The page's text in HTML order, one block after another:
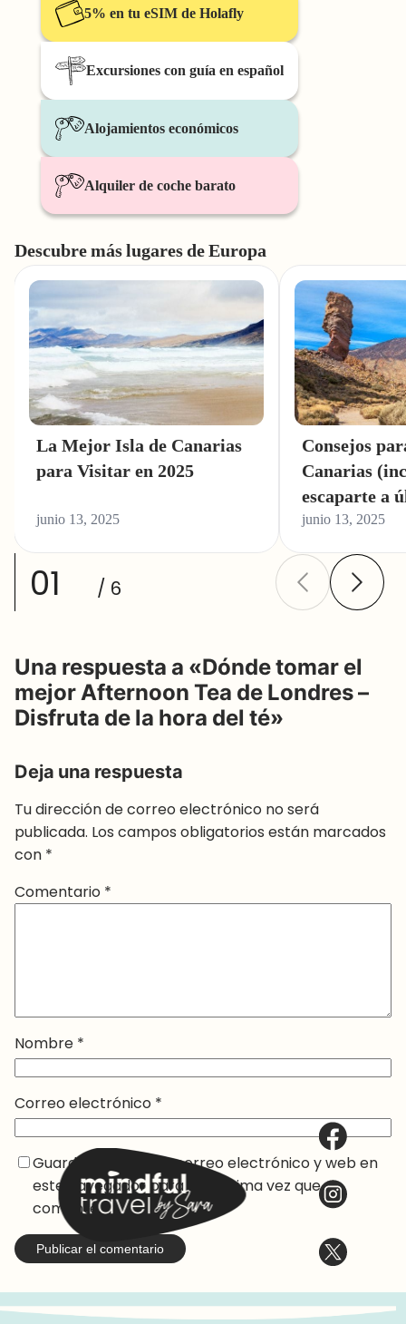
5% en tu eSIM de Holafly
Excursiones con guía en español
Alojamientos económicos
Alquiler de coche barato
Descubre más lugares de Europa
La Mejor Isla de Canarias
para Visitar en 2025
junio 13, 2025
Consejos
Canarias
escaparte a
junio 13, 2025
01 / 6
Una respuesta a «Dónde tomar el
mejor Afternoon Tea de Londres –
Disfruta de la hora del té»
Deja una respuesta
Tu dirección de correo electrónico no será
publicada. Los campos obligatorios están marcados
con *
Comentario *
Nombre *
Correo electrónico *
Guarda mi nombre, correo electrónico y web en
este navegador para la próxima vez que
comente.